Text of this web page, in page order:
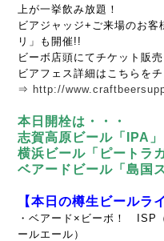
上が一挙飲み放題！
ビアジャッジ+ご来場のお
リ」も開催!!
ビーボ店頭にてチケット販
ビアフェス詳細はこちらを
⇒ http://
本日開栓は・・・
志賀高原ビール「IPA」
横浜ビール「ピートラ
ベアードビール「島国
【本日の樽生ビールラ
・ベアード×ビーボ！ ISP
ールエール）